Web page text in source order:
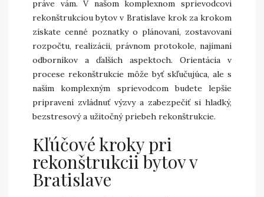
práve vám. V našom komplexnom sprievodcovi
rekonštrukciou bytov v Bratislave krok za krokom
získate cenné poznatky o plánovaní, zostavovaní
rozpočtu, realizácii, právnom protokole, najímaní
odborníkov a ďalších aspektoch. Orientácia v
procese rekonštrukcie môže byť skľučujúca, ale s
naším komplexným sprievodcom budete lepšie
pripravení zvládnuť výzvy a zabezpečiť si hladký,
bezstresový a užitočný priebeh rekonštrukcie.
Kľúčové kroky pri
rekonštrukcii bytov v
Bratislave